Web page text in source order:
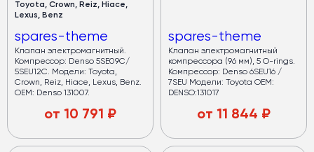
Toyota, Crown, Reiz, Hiace,
Lexus, Benz
spares-theme
Клапан электромагнитный.
Компрессор: Denso 5SE09C/
5SEU12C. Модели: Toyota,
Crown, Reiz, Hiace, Lexus, Benz.
OEM: Denso 131007.
от 10 791 ₽
spares-theme
Клапан электромагнитный
компрессора (96 мм), 5 O-rings.
Компрессор: Denso 6SEU16 /
7SEU Модели: Toyota OEM:
DENSO:131017
от 11 844 ₽